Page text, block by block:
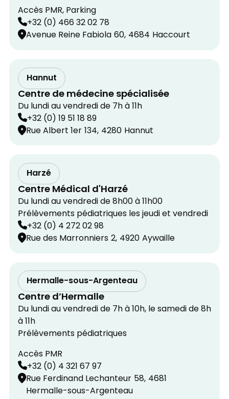
Accès PMR, Parking
+32 (0) 466 32 02 78
Avenue Reine Fabiola 60, 4684 Haccourt
Hannut
Centre de médecine spécialisée
Du lundi au vendredi de 7h à 11h
+32 (0) 19 51 18 89
Rue Albert 1er 134, 4280 Hannut
Harzé
Centre Médical d'Harzé
Du lundi au vendredi de 8h00 à 11h00
Prélèvements pédiatriques les jeudi et vendredi
+32 (0) 4 272 02 98
Rue des Marronniers 2, 4920 Aywaille
Hermalle-sous-Argenteau
Centre d’Hermalle
Du lundi au vendredi de 7h à 10h, le samedi de 8h
à 11h
Prélèvements pédiatriques
Accès PMR
+32 (0) 4 321 67 97
Rue Ferdinand Lechanteur 58, 4681
Hermalle-sous-Argenteau